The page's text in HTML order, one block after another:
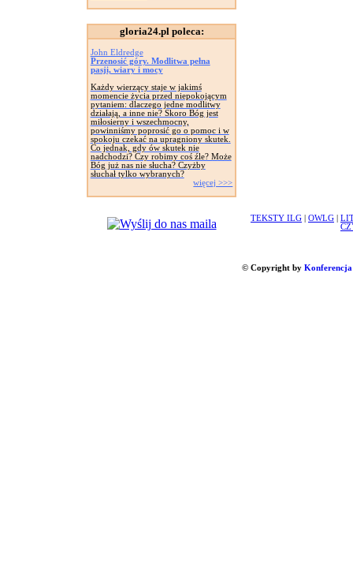
gloria24.pl poleca:
John Eldredge
Przenosić góry. Modlitwa pełna
pasji, wiary i mocy
Każdy wierzący staje w jakimś
momencie życia przed niepokojącym
pytaniem: dlaczego jedne modlitwy
działają, a inne nie? Skoro Bóg jest
miłosierny i wszechmocny,
powinniśmy poprosić go o pomoc i w
spokoju czekać na upragniony skutek.
Co jednak, gdy ów skutek nie
nadchodzi? Czy robimy coś źle? Może
Bóg już nas nie słucha? Czyżby
słuchał tylko wybranych?
więcej >>>
TEKSTY ILG OWLG
© Copyright by Konferencja